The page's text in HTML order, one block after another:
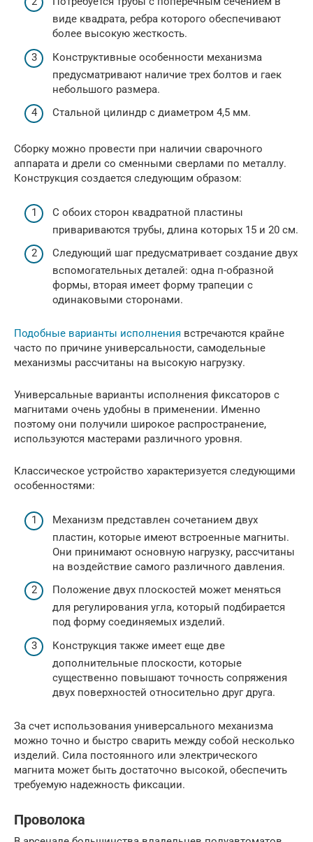
виде квадрата, ребра которого обеспечивают
более высокую жесткость.
Конструктивные особенности механизма
предусматривают наличие трех болтов и гаек
небольшого размера.
Стальной цилиндр с диаметром 4,5 мм.
Сборку можно провести при наличии сварочного
аппарата и дрели со сменными сверлами по металлу.
Конструкция создается следующим образом:
С обоих сторон квадратной пластины
привариваются трубы, длина которых 15 и 20 см.
Следующий шаг предусматривает создание двух
вспомогательных деталей: одна п-образной
формы, вторая имеет форму трапеции с
одинаковыми сторонами.
Подобные варианты исполнения встречаются крайне
часто по причине универсальности, самодельные
механизмы рассчитаны на высокую нагрузку.
Универсальные варианты исполнения фиксаторов с
магнитами очень удобны в применении. Именно
поэтому они получили широкое распространение,
используются мастерами различного уровня.
Классическое устройство характеризуется следующими
особенностями:
Механизм представлен сочетанием двух
пластин, которые имеют встроенные магниты.
Они принимают основную нагрузку, рассчитаны
на воздействие самого различного давления.
Положение двух плоскостей может меняться
для регулирования угла, который подбирается
под форму соединяемых изделий.
Конструкция также имеет еще две
дополнительные плоскости, которые
существенно повышают точность сопряжения
двух поверхностей относительно друг друга.
За счет использования универсального механизма
можно точно и быстро сварить между собой несколько
изделий. Сила постоянного или электрического
магнита может быть достаточно высокой, обеспечить
требуемую надежность фиксации.
Проволока